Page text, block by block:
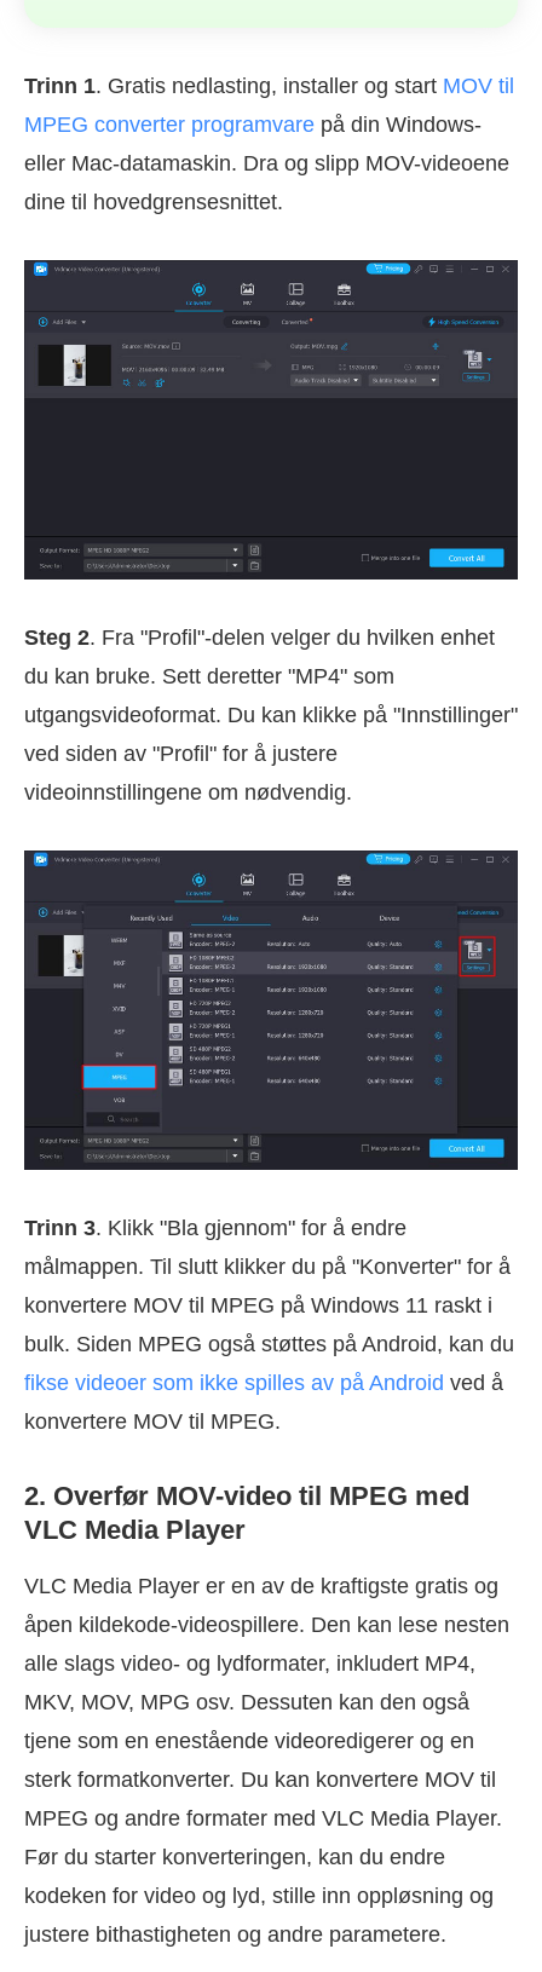
Trinn 1. Gratis nedlasting, installer og start MOV til
MPEG converter programvare på din Windows-
eller Mac-datamaskin. Dra og slipp MOV-videoene
dine til hovedgrensesnittet.
Steg 2. Fra "Profil"-delen velger du hvilken enhet
du kan bruke. Sett deretter "MP4" som
utgangsvideoformat. Du kan klikke på "Innstillinger"
ved siden av "Profil" for å justere
videoinnstillingene om nødvendig.
Trinn 3. Klikk "Bla gjennom" for å endre
målmappen. Til slutt klikker du på "Konverter" for å
konvertere MOV til MPEG på Windows 11 raskt i
bulk. Siden MPEG også støttes på Android, kan du
fikse videoer som ikke spilles av på Android ved å
konvertere MOV til MPEG.
2. Overfør MOV-video til MPEG med
VLC Media Player
VLC Media Player er en av de kraftigste gratis og
åpen kildekode-videospillere. Den kan lese nesten
alle slags video- og lydformater, inkludert MP4,
MKV, MOV, MPG osv. Dessuten kan den også
tjene som en enestående videoredigerer og en
sterk formatkonverter. Du kan konvertere MOV til
MPEG og andre formater med VLC Media Player.
Før du starter konverteringen, kan du endre
kodeken for video og lyd, stille inn oppløsning og
justere bithastigheten og andre parametere.